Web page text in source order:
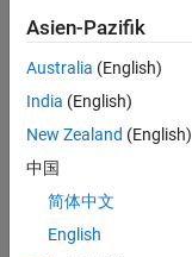
noch
keine
offenen
Stellen
können,
die
Ihren
Asien-Pazifik
Australia (English)
India (English)
New Zealand (English)
中国
简体中文
English